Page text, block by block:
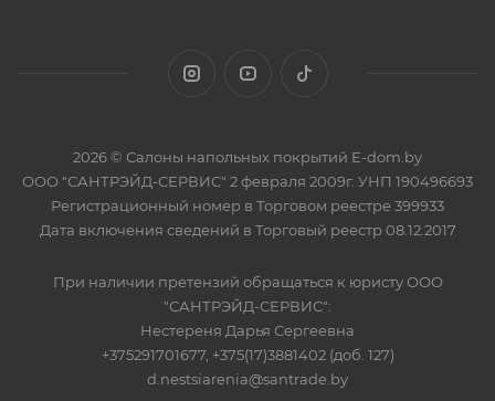
2026 © Салоны напольных покрытий E-dom.by
ООО "САНТРЭЙД-СЕРВИС" 2 февраля 2009г. УНП 190496693
Регистрационный номер в Торговом реестре 399933
Дата включения сведений в Торговый реестр 08.12.2017
При наличии претензий обращаться к юристу ООО
"САНТРЭЙД-СЕРВИС":
Нестереня Дарья Сергеевна
+375291701677, +375(17)3881402 (доб. 127)
d.nestsiarenia@santrade.by